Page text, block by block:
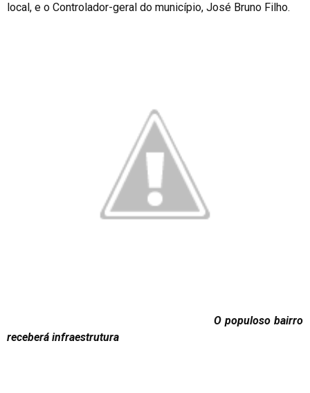
local, e o Controlador-geral do município, José Bruno Filho.
O populoso bairro
receberá infraestrutura